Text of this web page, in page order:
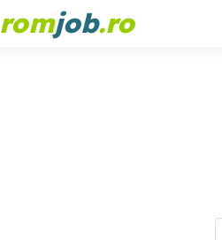
romjob.ro